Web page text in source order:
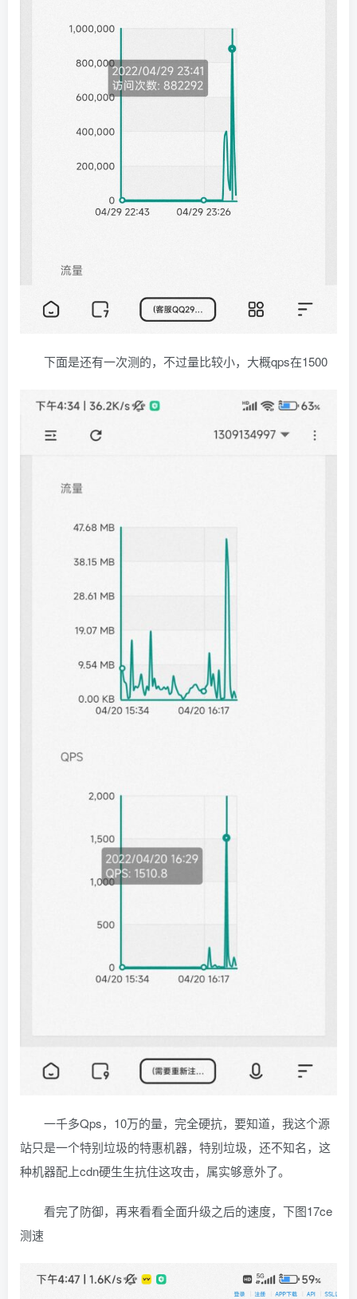
下面是还有一次测的，不过量比较小，大概qps在1500
一千多Qps，10万的量，完全硬抗，要知道，我这个源
站只是一个特别垃圾的特惠机器，特别垃圾，还不知名，这
种机器配上cdn硬生生抗住这攻击，属实够意外了。
看完了防御，再来看看全面升级之后的速度，下图17ce
测速